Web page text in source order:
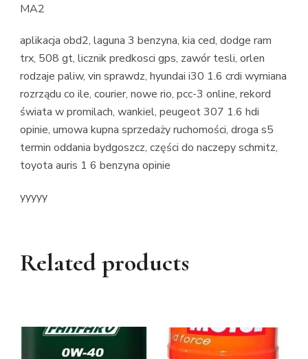
MA2
aplikacja obd2, laguna 3 benzyna, kia ced, dodge ram
trx, 508 gt, licznik predkosci gps, zawór tesli, orlen
rodzaje paliw, vin sprawdz, hyundai i30 1.6 crdi wymiana
rozrządu co ile, courier, nowe rio, pcc-3 online, rekord
świata w promilach, wankiel, peugeot 307 1.6 hdi
opinie, umowa kupna sprzedaży ruchomości, droga s5
termin oddania bydgoszcz, części do naczepy schmitz,
toyota auris 1 6 benzyna opinie
yyyyy
Related products